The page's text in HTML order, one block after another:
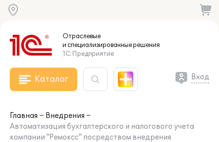
Отраслевые
и специализированныерешения
1С:Предприятие
Каталог Вход
Главная
Внедрения
Автоматизация бухгалтерского и налогового учета
компании "Ремоксс" посредством внедрения